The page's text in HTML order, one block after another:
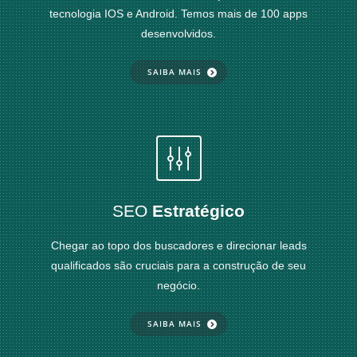
tecnologia IOS e Android. Temos mais de 100 apps
desenvolvidos.
SAIBA MAIS
SEOEstratégico
Chegar ao topo dos buscadores e direcionar leads
qualificados são cruciais para a construção de seu
negócio.
SAIBA MAIS